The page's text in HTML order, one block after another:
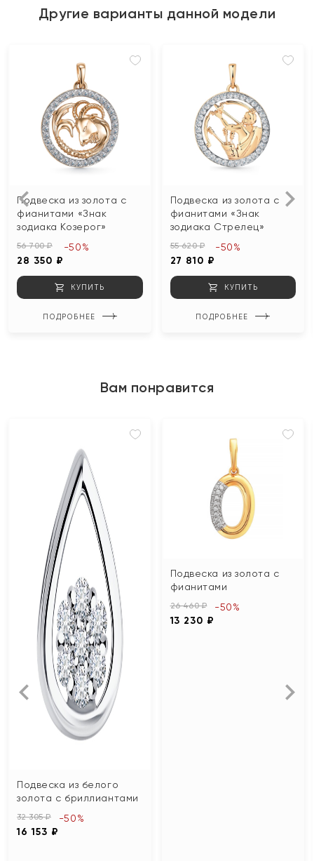
Другие варианты данной модели
Подвеска из золота с
фианитами «Знак
зодиака Козерог»
56 700 ₽
28 350 ₽
-50%
КУПИТЬ
ПОДРОБНЕЕ
Подвеска из золота с
фианитами «Знак
зодиака Стрелец»
55 620 ₽
27 810 ₽
-50%
КУПИТЬ
ПОДРОБНЕЕ
Вам понравится
Подвеска из белого
золота с бриллиантами
32 305 ₽
16 153 ₽
-50%
Подвеска из золота с
фианитами
26 460 ₽
13 230 ₽
-50%